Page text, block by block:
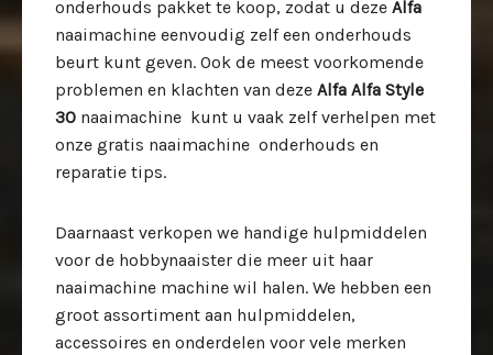
onderhouds pakket te koop, zodat u deze Alfa
naaimachine eenvoudig zelf een onderhouds
beurt kunt geven. Ook de meest voorkomende
problemen en klachten van deze Alfa Alfa Style
30 naaimachine kunt u vaak zelf verhelpen met
onze gratis naaimachine onderhouds en
reparatie tips.
Daarnaast verkopen we handige hulpmiddelen
voor de hobbynaaister die meer uit haar
naaimachine machine wil halen. We hebben een
groot assortiment aan hulpmiddelen,
accessoires en onderdelen voor vele merken